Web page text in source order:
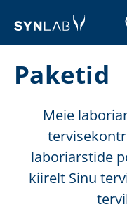
Paketid
Meie
laboriarstide
kiirelt Sinu